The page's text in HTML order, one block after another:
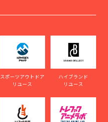
スポーツアウトドア
リユース
ハイブランド
リユース